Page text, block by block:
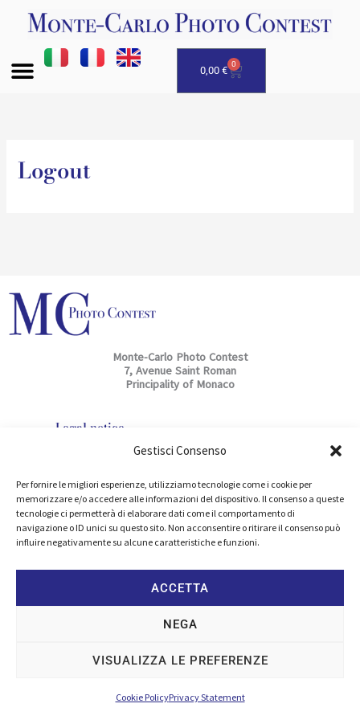
Gestisci Consenso
Per fornire le migliori esperienze, utilizziamo tecnologie come i cookie per
memorizzare e/o accedere alle informazioni del dispositivo. Il consenso a queste
tecnologie ci permetterà di elaborare dati come il comportamento di
navigazione o ID unici su questo sito. Non acconsentire o ritirare il consenso può
influire negativamente su alcune caratteristiche e funzioni.
ACCETTA
NEGA
VISUALIZZA LE PREFERENZE
Cookie PolicyPrivacy Statement
0,00 €
0
Basket
Logout
Monte-Carlo Photo Contest
7, Avenue Saint Roman
Principality of Monaco
Legal notice
Rules
Follow us
F
c
e
b
o
o
k
f
COPYRIGHT© 2026 MONTE-CARLO PHOTO CONTEST® ALL RIGHTS
RESERVED – POWERED BY